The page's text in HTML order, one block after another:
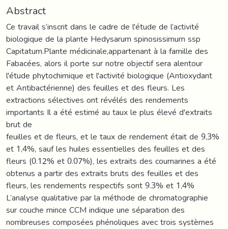
Abstract
Ce travail s’inscrit dans le cadre de l'étude de l’activité
biologique de la plante Hedysarum spinosissimum ssp
Capitatum.Plante médicinale,appartenant à la famille des
Fabacées, alors il porte sur notre objectif sera alentour
l'étude phytochimique et l'activité biologique (Antioxydant
et Antibactérienne) des feuilles et des fleurs. Les
extractions sélectives ont révélés des rendements
importants Il a été estimé au taux le plus élevé d'extraits
brut de
feuilles et de fleurs, et le taux de rendement était de 9,3%
et 1,4%, sauf les huiles essentielles des feuilles et des
fleurs (0.12% et 0.07%), les extraits des coumarines a été
obtenus a partir des extraits bruts des feuilles et des
fleurs, les rendements respectifs sont 9.3% et 1,4%
L’analyse qualitative par la méthode de chromatographie
sur couche mince CCM indique une séparation des
nombreuses composées phénoliques avec trois systèmes